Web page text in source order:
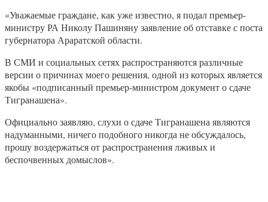
«Уважаемые граждане, как уже известно, я подал премьер-
министру РА Николу Пашиняну заявление об отставке с поста
губернатора Араратской области.
В СМИ и социальных сетях распространяются различные
версии о причинах моего решения, одной из которых является
якобы «подписанный премьер-министром документ о сдаче
Тигранашена».
Официально заявляю, слухи о сдаче Тигранашена являются
надуманными, ничего подобного никогда не обсуждалось,
прошу воздержаться от распространения лживых и
беспочвенных домыслов».